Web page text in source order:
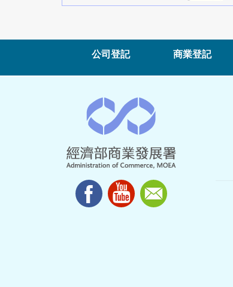
公司登記 商業登記